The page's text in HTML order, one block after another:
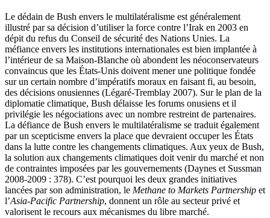
Le dédain de Bush envers le multilatéralisme est généralement
illustré par sa décision d’utiliser la force contre l’Irak en 2003 en
dépit du refus du Conseil de sécurité des Nations Unies. La
méfiance envers les institutions internationales est bien implantée à
l’intérieur de sa Maison-Blanche où abondent les néoconservateurs
convaincus que les États-Unis doivent mener une politique fondée
sur un certain nombre d’impératifs moraux en faisant fi, au besoin,
des décisions onusiennes (Légaré-Tremblay 2007). Sur le plan de la
diplomatie climatique, Bush délaisse les forums onusiens et il
privilégie les négociations avec un nombre restreint de partenaires.
La défiance de Bush envers le multilatéralisme se traduit également
par un scepticisme envers la place que devraient occuper les États
dans la lutte contre les changements climatiques. Aux yeux de Bush,
la solution aux changements climatiques doit venir du marché et non
de contraintes imposées par les gouvernements (Daynes et Sussman
2008-2009 : 378). C’est pourquoi les deux grandes initiatives
lancées par son administration, le Methane to Markets Partnership et
l’Asia-Pacific Partnership, donnent un rôle au secteur privé et
valorisent le recours aux mécanismes du libre marché.